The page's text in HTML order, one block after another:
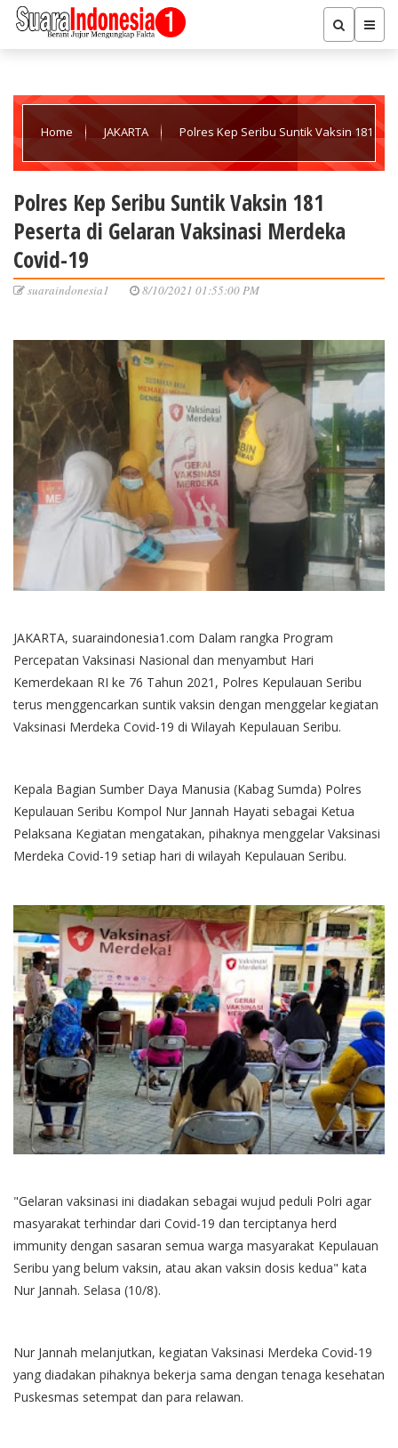
Home JAKARTA Polres Kep Seribu Suntik Vaksin 181
Polres Kep Seribu Suntik Vaksin 181
Peserta di Gelaran Vaksinasi Merdeka
Covid-19
suaraindonesia1 8/10/2021 01:55:00 PM
JAKARTA, suaraindonesia1.com Dalam rangka Program
Percepatan Vaksinasi Nasional dan menyambut Hari
Kemerdekaan RI ke 76 Tahun 2021, Polres Kepulauan Seribu
terus menggencarkan suntik vaksin dengan menggelar kegiatan
Vaksinasi Merdeka Covid-19 di Wilayah Kepulauan Seribu.
Kepala Bagian Sumber Daya Manusia (Kabag Sumda) Polres
Kepulauan Seribu Kompol Nur Jannah Hayati sebagai Ketua
Pelaksana Kegiatan mengatakan, pihaknya menggelar Vaksinasi
Merdeka Covid-19 setiap hari di wilayah Kepulauan Seribu.
"Gelaran vaksinasi ini diadakan sebagai wujud peduli Polri agar
masyarakat terhindar dari Covid-19 dan terciptanya herd
immunity dengan sasaran semua warga masyarakat Kepulauan
Seribu yang belum vaksin, atau akan vaksin dosis kedua" kata
Nur Jannah. Selasa (10/8).
Nur Jannah melanjutkan, kegiatan Vaksinasi Merdeka Covid-19
yang diadakan pihaknya bekerja sama dengan tenaga kesehatan
Puskesmas setempat dan para relawan.